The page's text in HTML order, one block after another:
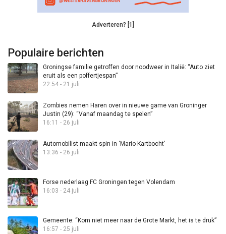
Adverteren? [1]
Populaire berichten
Groningse familie getroffen door noodweer in Italië: “Auto ziet
eruit als een poffertjespan”
22:54 - 21 juli
Zombies nemen Haren over in nieuwe game van Groninger
Justin (29): “Vanaf maandag te spelen”
16:11 - 26 juli
Automobilist maakt spin in ‘Mario Kartbocht’
13:36 - 26 juli
Forse nederlaag FC Groningen tegen Volendam
16:03 - 24 juli
Gemeente: “Kom niet meer naar de Grote Markt, het is te druk”
16:57 - 25 juli